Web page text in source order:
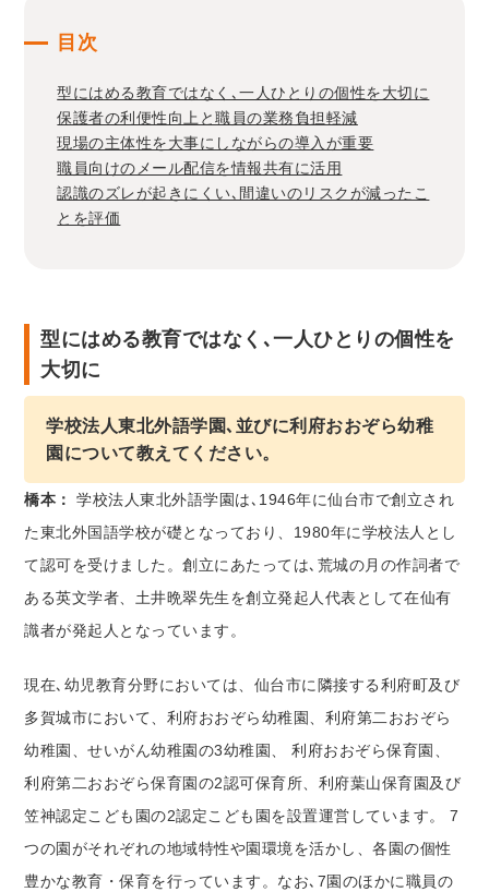
目次
型にはめる教育ではなく､一人ひとりの個性を大切に
保護者の利便性向上と職員の業務負担軽減
現場の主体性を大事にしながらの導入が重要
職員向けのメール配信を情報共有に活用
認識のズレが起きにくい､間違いのリスクが減ったこ
とを評価
型にはめる教育ではなく､一人ひとりの個性を
大切に
学校法人東北外語学園､並びに利府おおぞら幼稚
園について教えてください。
橋本：
学校法人東北外語学園は､1946年に仙台市で創立され
た東北外国語学校が礎となっており、1980年に学校法人とし
て認可を受けました。創立にあたっては､荒城の月の作詞者で
ある英文学者、土井晩翠先生を創立発起人代表として在仙有
識者が発起人となっています。
現在､幼児教育分野においては、仙台市に隣接する利府町及び
多賀城市において、利府おおぞら幼稚園、利府第二おおぞら
幼稚園、せいがん幼稚園の3幼稚園、 利府おおぞら保育園、
利府第二おおぞら保育園の2認可保育所、利府葉山保育園及び
笠神認定こども園の2認定こども園を設置運営しています。 7
つの園がそれぞれの地域特性や園環境を活かし、各園の個性
豊かな教育・保育を行っています。なお､7園のほかに職員の